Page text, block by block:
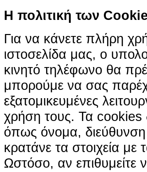
H πολιτική των
Για να κάνετε πλήρη
ιστοσελίδα μας, ο
κινητό τηλέφωνο θα
μπορούμε να σας
εξατομικευμένες
χρήση τους. Τα cookies
όπως όνομα,
κρατάνε τα στοιχεία
Ωστόσο, αν επιθυμείτε